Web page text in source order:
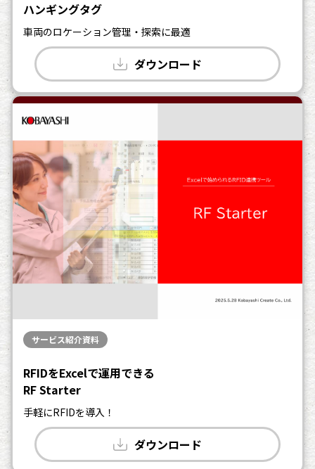
ハンギングタグ
車両のロケーション管理・探索に最適
ダウンロード
サービス紹介資料
RFIDをExcelで運用できる
RF Starter
手軽にRFIDを導入！
ダウンロード